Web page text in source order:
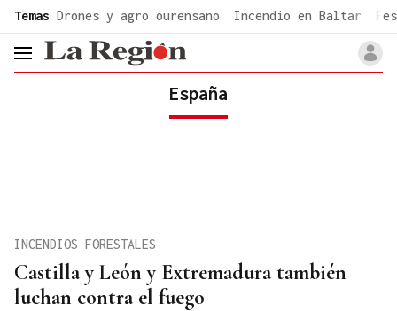
Temas Drones y agro ourensano Incendio en Baltar
header.menu.open
España
Castilla y León y Extremadura también
luchan contra el fuego
INCENDIOS FORESTALES